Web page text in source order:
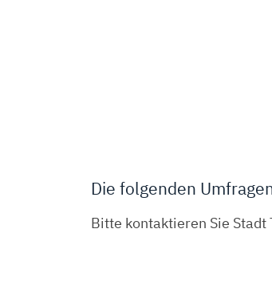
Die folgenden
Bitte kontaktieren Sie